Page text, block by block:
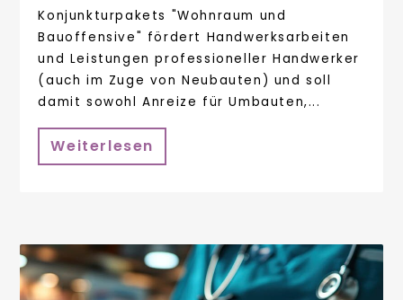
Konjunkturpakets "Wohnraum und
Bauoffensive" fördert Handwerksarbeiten
und Leistungen professioneller Handwerker
(auch im Zuge von Neubauten) und soll
damit sowohl Anreize für Umbauten,...
Weiterlesen